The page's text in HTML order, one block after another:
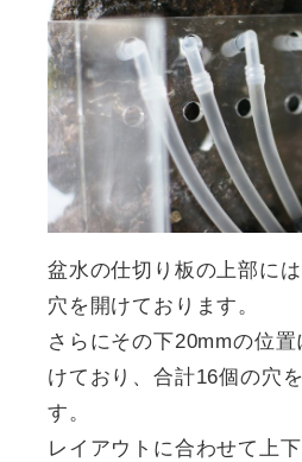
盆水の仕切り板の上部に
穴を開けております。
さらにその下20mmの位
けており、合計16個の穴
す。
レイアウトに合わせて上